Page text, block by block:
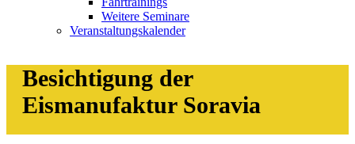
Weitere Seminare
Veranstaltungskalender
Besichtigung der
Eismanufaktur Soravia